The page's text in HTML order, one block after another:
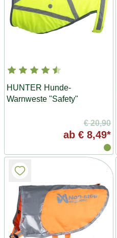
HUNTER Hunde-
Warnweste "Safety"
€ 20,90
ab € 8,49*